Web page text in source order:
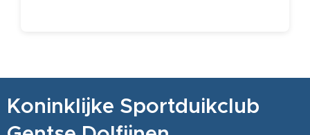
Koninklijke Sportduikclub